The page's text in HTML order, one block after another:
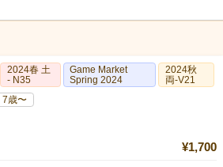
2024春 土
- N35
Game Market
Spring 2024
2024秋
両-V21
7歳〜
¥1,700